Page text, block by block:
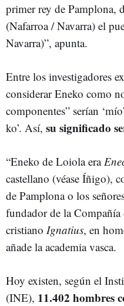
primer rey de Pamplona,
(Nafarroa / Navarra) el
Navarra)”, apunta.
Entre los investigadores
considerar Eneko como
componentes” serían
ko’. Así, su significado
“Eneko de Loiola era
castellano (véase Íñigo),
de Pamplona o los
fundador de la Compañía
cristiano Ignatius, en
añade la academia vasca.
Hoy existen, según el
(INE), 11.402 hombres